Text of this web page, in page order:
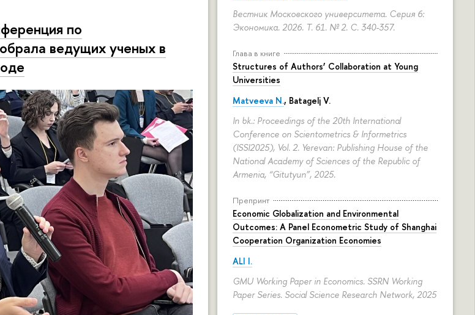
Вестник Московского университета. Серия 6:
Экономика. 2026. Т. 61. № 2. С. 340-357.
Глава в книге
Structures of Authors’ Collaboration at Young
Universities
Matveeva N., Batagelj V.
In bk.: Proceedings of the 20th International
Conference on Scientometrics & Informetrics
(ISSI2025), Vol. 2. Yerevan: Publishing House of the
National Academy of Sciences of the Republic of
Armenia, “Gitutyun”, 2025.
Препринт
Economic Globalization and Environmental
Outcomes: A Panel Econometric Study of Shanghai
Cooperation Organization Economies
ALI I.
GMU Working Paper in Economics. SSRN Working
Paper Series. Social Science Research Network, 2025
по
ведущих ученых в